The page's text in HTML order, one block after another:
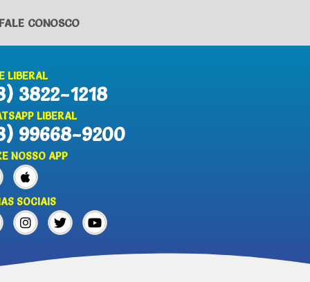
CONOSCO
LIBERAL
3822-1218
LIBERAL
99668-9200
NOSSO APP
SOCIAIS